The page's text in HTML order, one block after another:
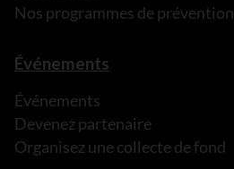
Nos programmes de prévention
Événements
Événements
Devenez partenaire
Organisez une collecte de fond